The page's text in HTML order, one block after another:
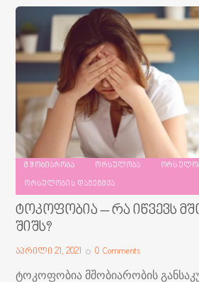
ᲛᲨᲝᲑᲘᲐᲠᲝᲑᲐ ᲝᲠᲡᲣᲚᲝᲑᲐ
ᲝᲠᲡᲣᲚᲝᲑᲘᲡ ᲓᲐᲒᲔᲒᲛᲕᲐ
ტოკოფობია – რა იწვევს
შიშს?
აპრილი 21, 2021 0 Comments
ტოკოფობია მშობიარობის